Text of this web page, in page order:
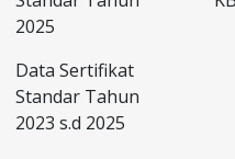
2025
Data Sertifikat
Standar Tahun
2023 s.d 2025